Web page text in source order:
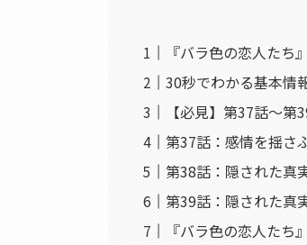
『バラ色の恋人たち
30秒でわかる基本情
【必見】第37話〜
第37話：感情を揺さ
第38話：隠された真
第39話：隠された真
『バラ色の恋人たち